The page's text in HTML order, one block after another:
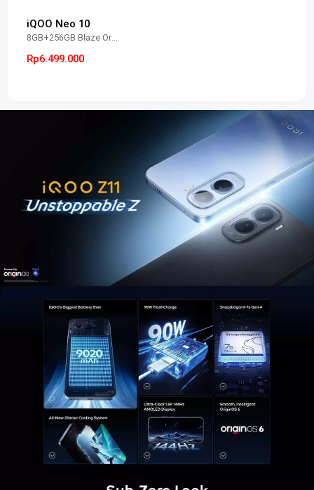
iQOO Neo 10
8GB+256GB Blaze Orange
Rp6.499.000